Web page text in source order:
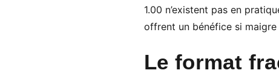
1.00 n’existent pas en
offrent un bénéfice si maigre
Le format